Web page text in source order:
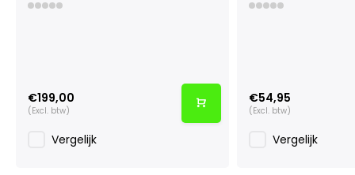
€199,00
(Excl. btw)
Vergelijk
€54,95
(Excl. btw)
Vergelijk